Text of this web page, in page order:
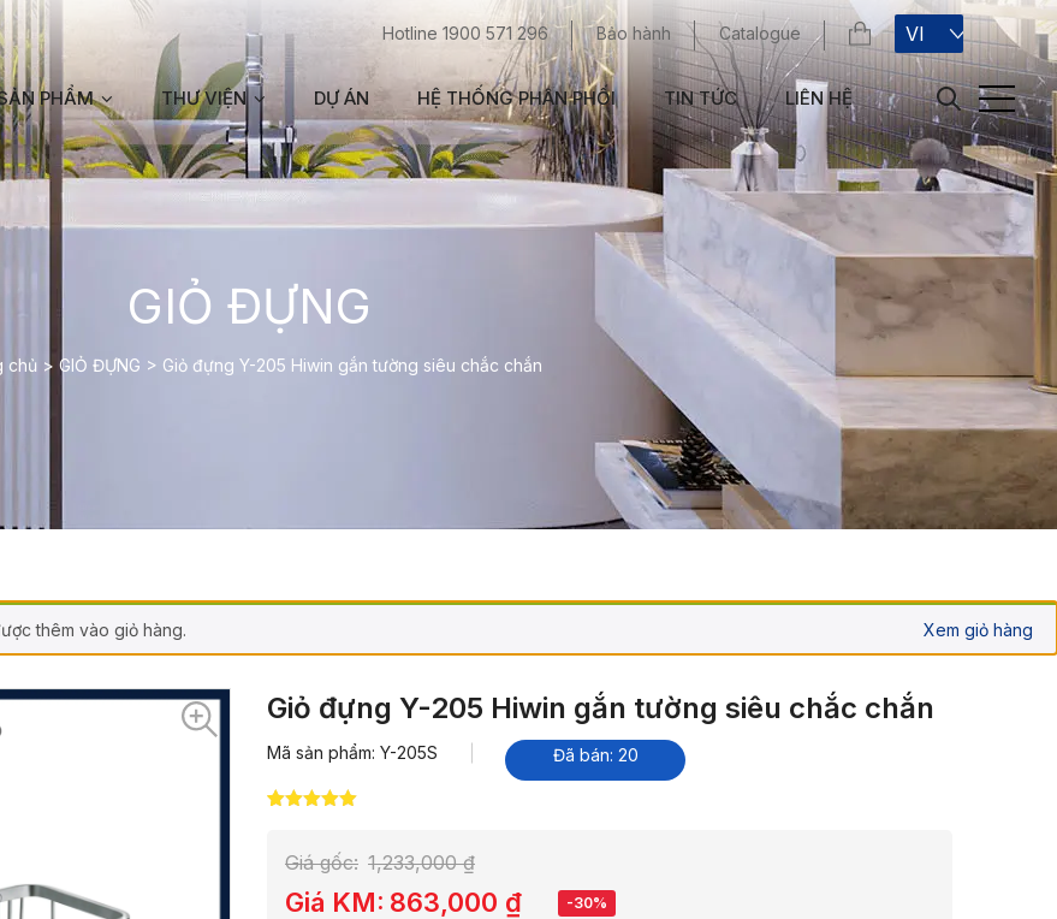
Hotline 1900 571 296 Bảo hành Catalogue VI
PHẨM THƯ VIỆN DỰ ÁN HỆ THỐNG PHÂN PHỐI TIN TỨC LIÊN HỆ
GIỎ ĐỰNG
chủ > GIỎ ĐỰNG > Giỏ đựng Y-205 Hiwin gắn tường siêu chắc chắn
thêm vào giỏ hàng. Xem giỏ hàng
Giỏ đựng Y-205 Hiwin gắn tường siêu chắc chắn
Mã sản phẩm: Y-205S Đã bán: 20
đánh giá
Giá gốc: 1,233,000₫
Giá KM: 863,000 ₫ -30%